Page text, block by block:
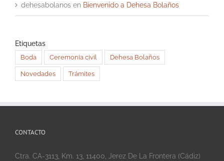
dehesabolanos en Bienvenido a Dehesa Bolaños
Etiquetas
Boda Ceremonia civil Dehesa Bolaños
Novedades Trámites
CONTACTO
Ctra. CA-3113, Km. 13, 11400, Jerez De La Frontera (Cádiz)